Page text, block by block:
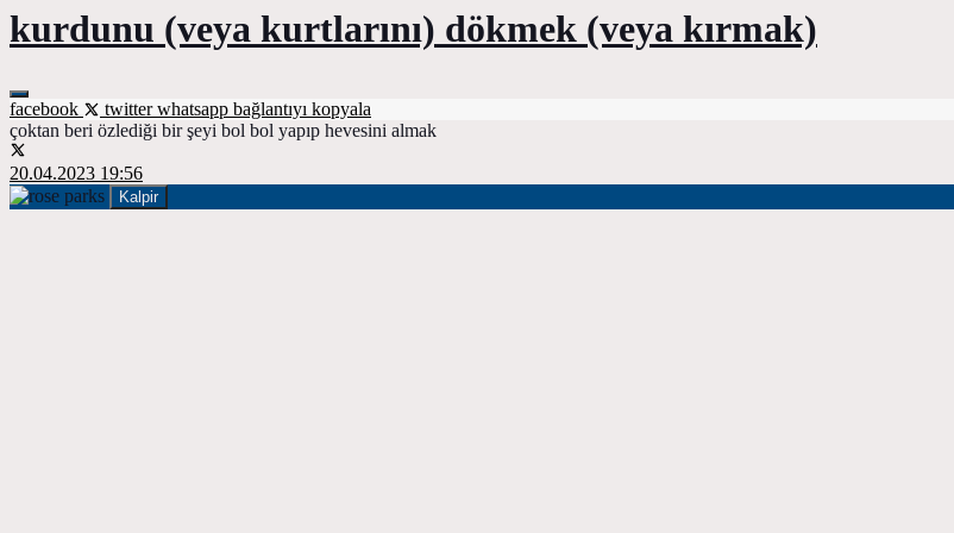
kurdunu (veya kurtlarını) dökmek (veya kırmak)
facebook twitterwhatsapp bağlantıyı kopyala
çoktan beri özlediği bir şeyi bol bol yapıp hevesini almak
20.04.2023 19:56
Kalpir